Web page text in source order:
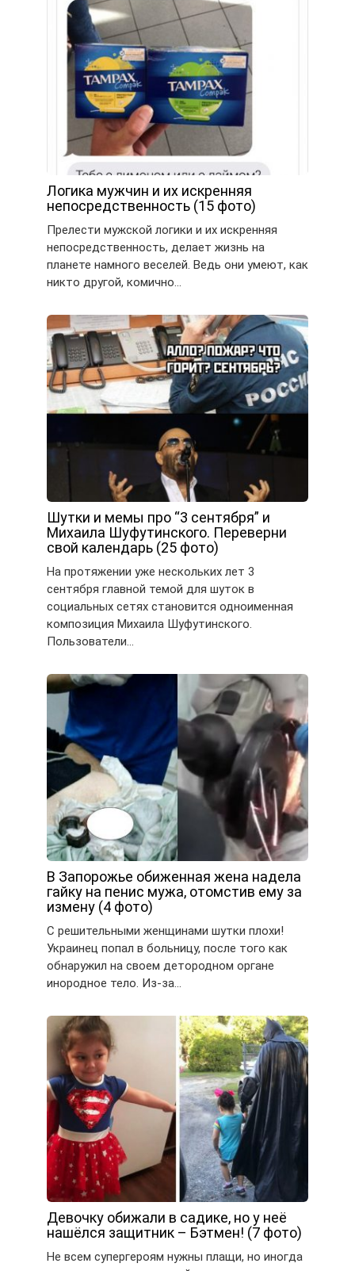
Логика мужчин и их искренняя
непосредственность (15 фото)
Прелести мужской логики и их искренняя
непосредственность, делает жизнь на
планете намного веселей. Ведь они умеют, как
никто другой, комично…
Шутки и мемы про “3 сентября” и
Михаила Шуфутинского. Переверни
свой календарь (25 фото)
На протяжении уже нескольких лет 3
сентября главной темой для шуток в
социальных сетях становится одноименная
композиция Михаила Шуфутинского.
Пользователи…
В Запорожье обиженная жена надела
гайку на пенис мужа, отомстив ему за
измену (4 фото)
С решительными женщинами шутки плохи!
Украинец попал в больницу, после того как
обнаружил на своем детородном органе
инородное тело. Из-за…
Девочку обижали в садике, но у неё
нашёлся защитник – Бэтмен! (7 фото)
Не всем супергероям нужны плащи, но иногда